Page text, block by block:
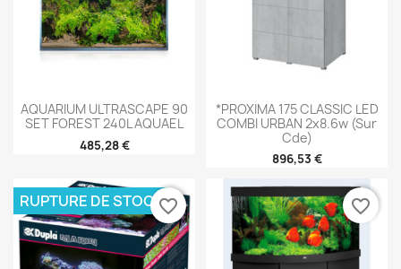
AQUARIUM ULTRASCAPE 90
SET FOREST 240L AQUAEL
485,28 €
*PROXIMA 175 CLASSIC LED
COMBI URBAN 2x8.6w (sur
Cde)
896,53 €
RUPTURE DE STOCKfavorite_border favorite_border